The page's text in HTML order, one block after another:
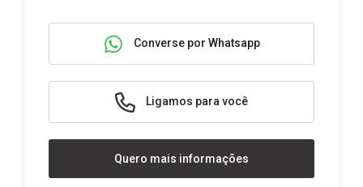
Converse por Whatsapp
Ligamos para você
Quero mais informações